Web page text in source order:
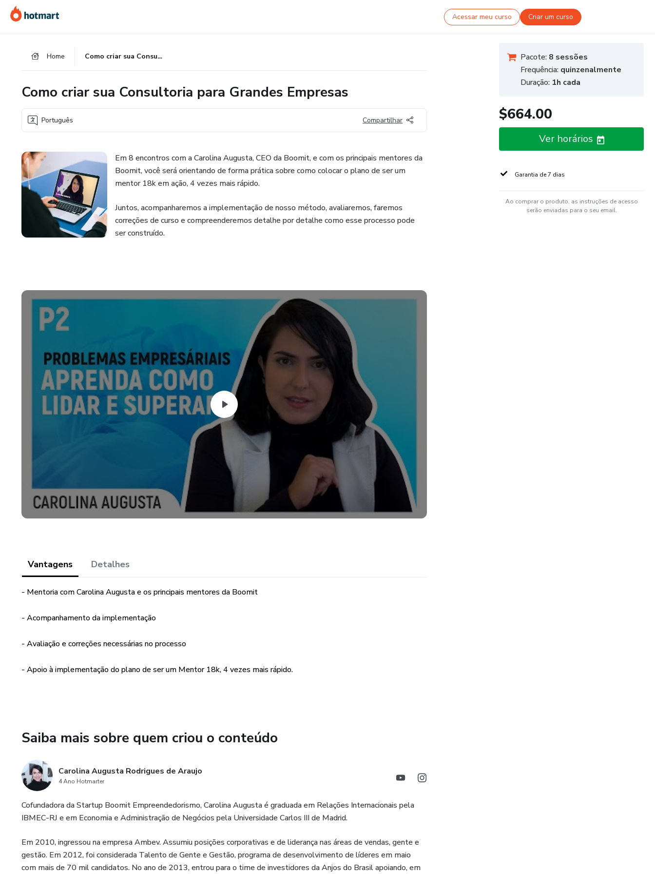
para
o
para
o
para
o
Acessar meu curso Criar um curso
Home Como criar sua Consultoria para Grandes Empresas
Como criar sua Consultoria para Grandes Empresas
Português Compartilhar
Em 8 encontros com a Carolina Augusta, CEO da Boomit, e com os principais mentores da
Boomit, você será orientando de forma prática sobre como colocar o plano de ser um
mentor 18k em ação, 4 vezes mais rápido.
Juntos, acompanharemos a implementação de nosso método, avaliaremos, faremos
correções de curso e compreenderemos detalhe por detalhe como esse processo pode
ser construído.
Vantagens Detalhes
- Mentoria com Carolina Augusta e os principais mentores da Boomit
- Acompanhamento da implementação
- Avaliação e correções necessárias no processo
- Apoio à implementação do plano de ser um Mentor 18k, 4 vezes mais rápido.
Saiba mais sobre quem criou o conteúdo
Carolina Augusta Rodrigues de Araujo
4 Ano Hotmarter
Cofundadora da Startup Boomit Empreendedorismo, Carolina Augusta é graduada em Relações Internacionais pela
IBMEC-RJ e em Economia e Administração de Negócios pela Universidade Carlos III de Madrid.
Em 2010, ingressou na empresa Ambev. Assumiu posições corporativas e de liderança nas áreas de vendas, gente e
gestão. Em 2012, foi considerada Talento de Gente e Gestão, programa de desenvolvimento de líderes em maio
com mais de 70 mil candidatos. No ano de 2013, entrou para o time de investidores da Anjos do Brasil apoiando, em
Pacote: 8 sessões
Frequência: quinzenalmente
Duração: 1h cada
$664.00
Ver horários
Garantia de 7 dias
Ao comprar o produto, as instruções de acesso
serão enviadas para o seu email.